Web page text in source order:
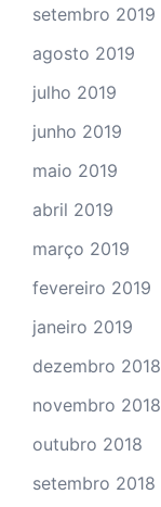
setembro 2019
agosto 2019
julho 2019
junho 2019
maio 2019
abril 2019
março 2019
fevereiro 2019
janeiro 2019
dezembro 2018
novembro 2018
outubro 2018
setembro 2018